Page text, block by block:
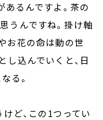
あるんですよ。茶の
うんですね。掛け軸
お花の命は動の世
し込んでいくと、日
る。
ど、この1つってい